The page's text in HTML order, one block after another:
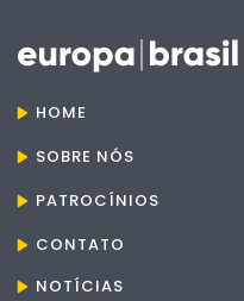
HOME
SOBRE NÓS
PATROCÍNIOS
CONTATO
NOTÍCIAS